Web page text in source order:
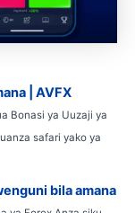
| AVFX
Bonasi ya Uuzaji ya
safari yako ya
bila amana